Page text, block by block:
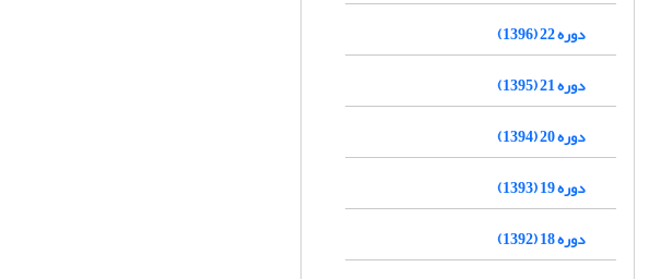
دوره 22 (1396)
دوره 21 (1395)
دوره 20 (1394)
دوره 19 (1393)
دوره 18 (1392)